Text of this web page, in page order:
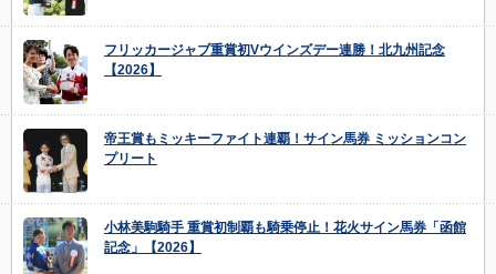
フリッカージャブ重賞初Vウインズデー連勝！北九州記念
【2026】
帝王賞もミッキーファイト連覇！サイン馬券 ミッションコン
プリート
小林美駒騎手 重賞初制覇も騎乗停止！花火サイン馬券「函館
記念」【2026】